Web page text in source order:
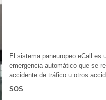
El sistema paneuropeo eCall es
emergencia automático que se
accidente de tráfico u otros
SOS